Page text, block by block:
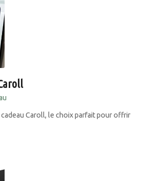
Caroll, le choix parfait pour offrir